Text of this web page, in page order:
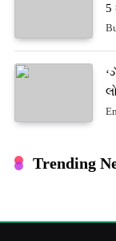
5
આ
Trending